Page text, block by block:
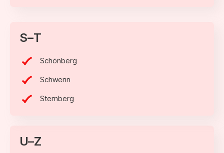
S–T
Schönberg
Schwerin
Sternberg
U–Z